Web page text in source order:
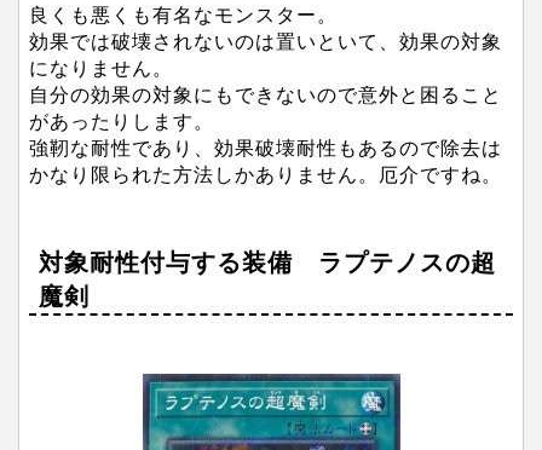
良くも悪くも有名なモンスター。
効果では破壊されないのは置いといて、効果の対象
になりません。
自分の効果の対象にもできないので意外と困ること
があったりします。
強靭な耐性であり、効果破壊耐性もあるので除去は
かなり限られた方法しかありません。厄介ですね。
対象耐性付与する装備 ラプテノスの超
魔剣